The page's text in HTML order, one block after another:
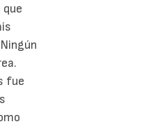
Ningún
fue